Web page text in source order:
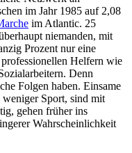
im Jahr 1985 auf 2,08
im Atlantic. 25
niemanden, mit
Prozent nur eine
professionellen Helfern wie
Denn
Folgen haben. Einsame
Sport, sind mit
gehen früher ins
Wahrscheinlichkeit